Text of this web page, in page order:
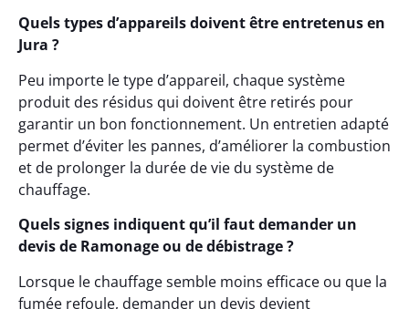
Quels types d’appareils doivent être entretenus en
Jura ?
Peu importe le type d’appareil, chaque système
produit des résidus qui doivent être retirés pour
garantir un bon fonctionnement. Un entretien adapté
permet d’éviter les pannes, d’améliorer la combustion
et de prolonger la durée de vie du système de
chauffage.
Quels signes indiquent qu’il faut demander un
devis de Ramonage ou de débistrage ?
Lorsque le chauffage semble moins efficace ou que la
fumée refoule, demander un devis devient